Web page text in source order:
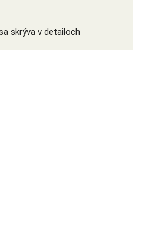
skrýva v detailoch